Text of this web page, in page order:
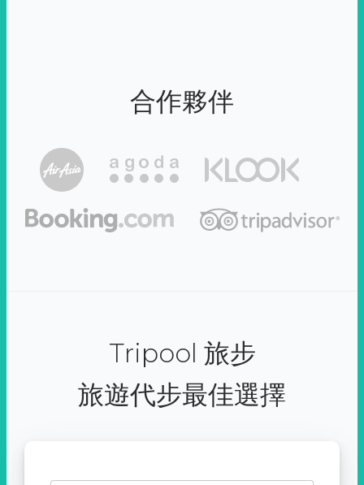
合作夥伴
Tripool 旅步
旅遊代步最佳選擇